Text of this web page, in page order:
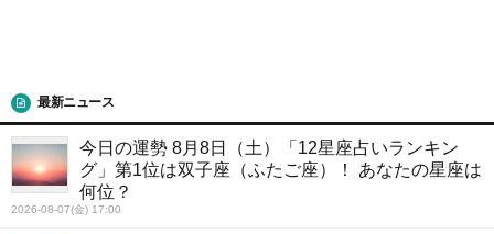
最新ニュース
今日の運勢 8月8日（土）「12星座占いランキン
グ」第1位は双子座（ふたご座）！ あなたの星座は
何位？
2026-08-07(金) 17:00